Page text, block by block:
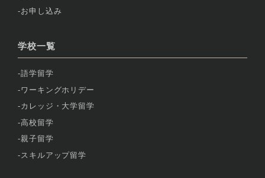
お申し込み
学校一覧
語学留学
ワーキングホリデー
カレッジ・大学留学
高校留学
親子留学
スキルアップ留学